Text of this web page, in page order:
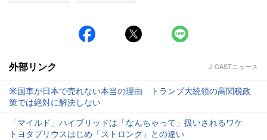
外部リンク J-CASTニュース
米国車が日本で売れない本当の理由 トランプ大統領の高関税政
策では絶対に解決しない
「マイルド」ハイブリッドは「なんちゃって」扱いされるワケ
トヨタプリウスはじめ「ストロング」との違い